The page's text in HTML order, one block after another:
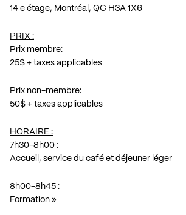
14 e étage, Montréal, QC H3A 1X6
PRIX :
Prix membre:
25$ + taxes applicables
Prix non-membre:
50$ + taxes applicables
HORAIRE :
7h30-8h00 :
Accueil, service du café et déjeuner léger
8h00-8h45 :
Formation »